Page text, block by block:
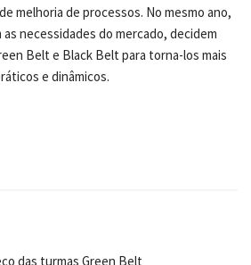
melhoria de processos. No mesmo ano,
necessidades do mercado, decidem
Belt e Black Belt para torna-los mais
e dinâmicos.
das turmas Green Belt